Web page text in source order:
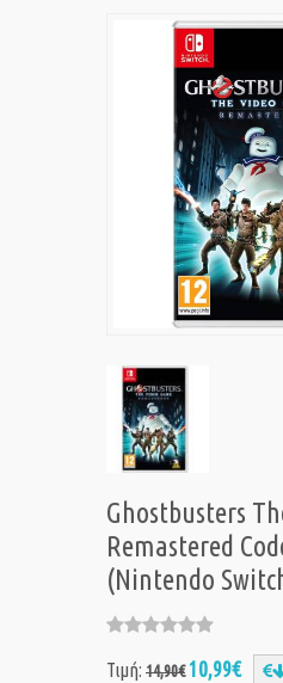
Ghostbusters
Remastered
(Nintendo
Τιμή: 14,90€10,99€